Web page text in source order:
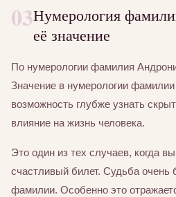
03Нумерология
её значение
По нумерологии фамилия
Значение в нумерологии
возможность глубже узнать
влияние на жизнь человека.
Это один из тех случаев, когда
счастливый билет. Судьба очень
фамилии. Особенно это